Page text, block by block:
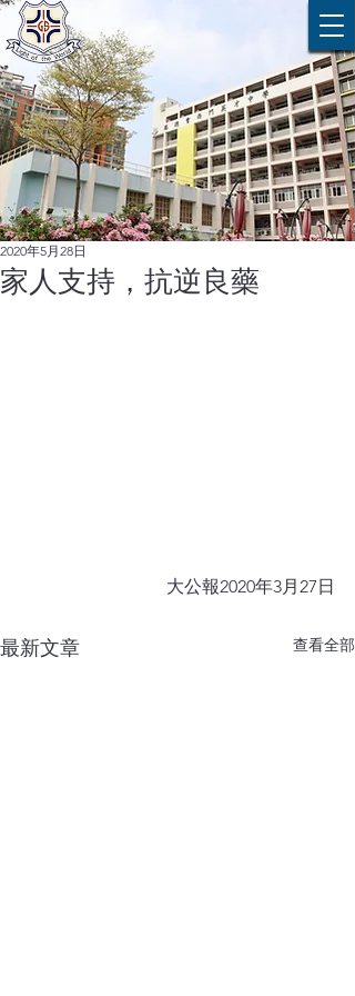
家人支持，抗逆良藥
2020年5月28日
大公報2020年3月27日
最新文章 查看全部